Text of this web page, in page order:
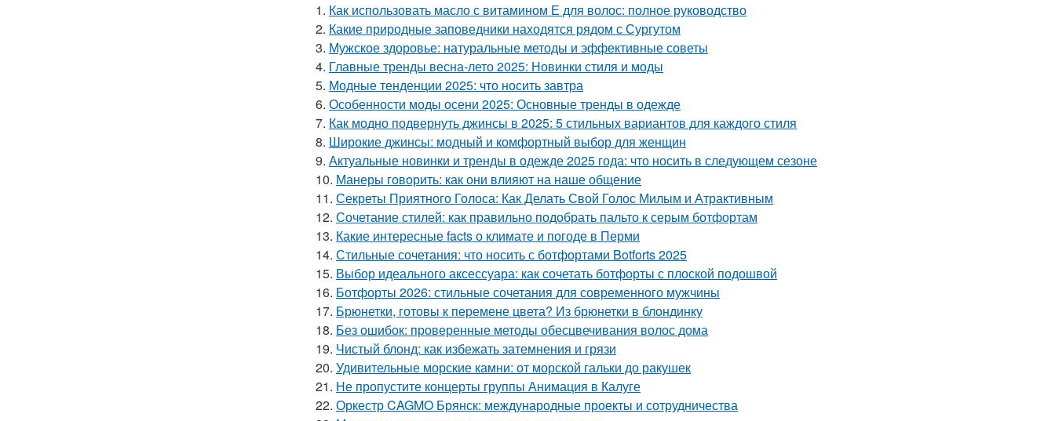
1. Как использовать масло с витамином Е для волос: полное руководство
2. Какие природные заповедники находятся рядом с Сургутом
3. Мужское здоровье: натуральные методы и эффективные советы
4. Главные тренды весна-лето 2025: Новинки стиля и моды
5. Модные тенденции 2025: что носить завтра
6. Особенности моды осени 2025: Основные тренды в одежде
7. Как модно подвернуть джинсы в 2025: 5 стильных вариантов для каждого стиля
8. Широкие джинсы: модный и комфортный выбор для женщин
9. Актуальные новинки и тренды в одежде 2025 года: что носить в следующем сезоне
10. Манеры говорить: как они влияют на наше общение
11. Секреты Приятного Голоса: Как Делать Свой Голос Милым и Атрактивным
12. Сочетание стилей: как правильно подобрать пальто к серым ботфортам
13. Какие интересные facts о климате и погоде в Перми
14. Стильные сочетания: что носить с ботфортами Botforts 2025
15. Выбор идеального аксессуара: как сочетать ботфорты с плоской подошвой
16. Ботфорты 2026: стильные сочетания для современного мужчины
17. Брюнетки, готовы к перемене цвета? Из брюнетки в блондинку
18. Без ошибок: проверенные методы обесцвечивания волос дома
19. Чистый блонд: как избежать затемнения и грязи
20. Удивительные морские камни: от морской гальки до ракушек
21. Не пропустите концерты группы Анимация в Калуге
22. Оркестр CAGMO Брянск: международные проекты и сотрудничества